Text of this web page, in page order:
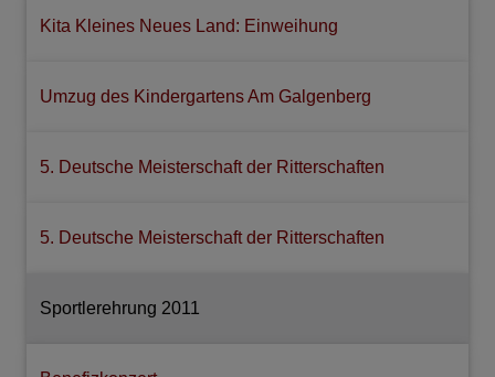
Kita Kleines Neues Land: Einweihung
Umzug des Kindergartens Am Galgenberg
5. Deutsche Meisterschaft der Ritterschaften
5. Deutsche Meisterschaft der Ritterschaften
Sportlerehrung 2011